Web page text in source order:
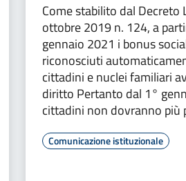
Come stabilito dal Decreto
ottobre 2019 n. 124, a
gennaio 2021 i bonus
riconosciuti
cittadini e nuclei familiari
diritto Pertanto dal 1°
cittadini non dovranno più
Comunicazione istituzionale